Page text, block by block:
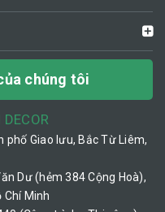
chúng tôi
phố Giao lưu, Bắc Từ Liêm,
Dư (hẻm 384 Cộng Hoà),
Chí Minh